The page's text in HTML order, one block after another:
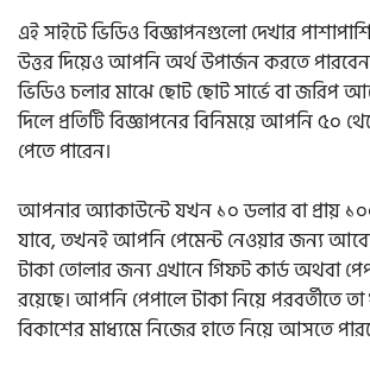
এই সাইটে ভিডিও বিজ্ঞাপনগুলো দেখার
উত্তর দিয়েও আপনি অর্থ উপার্জন করতে
ভিডিও চলার মাঝে ছোট ছোট সার্ভে বা জরিপ
দিলে প্রতিটি বিজ্ঞাপনের বিনিময়ে আপনি ৫০
পেতে পারেন।
আপনার অ্যাকাউন্টে যখন ১০ ডলার বা প্রায়
যাবে, তখনই আপনি পেমেন্ট নেওয়ার জন্য
টাকা তোলার জন্য এখানে গিফট কার্ড অথবা
রয়েছে। আপনি পেপালে টাকা নিয়ে পরবর্তীতে
বিকাশের মাধ্যমে নিজের হাতে নিয়ে আসতে